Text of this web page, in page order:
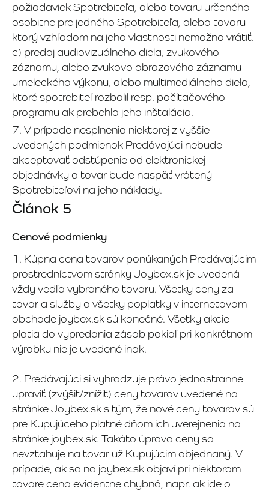
požiadaviek Spotrebiteľa, alebo tovaru určeného
osobitne pre jedného Spotrebiteľa, alebo tovaru
ktorý vzhľadom na jeho vlastnosti nemožno vrátiť.
c) predaj audiovizuálneho diela, zvukového
záznamu, alebo zvukovo obrazového záznamu
umeleckého výkonu, alebo multimediálneho diela,
ktoré spotrebiteľ rozbalil resp. počítačového
programu ak prebehla jeho inštalácia.
7. V prípade nesplnenia niektorej z vyššie
uvedených podmienok Predávajúci nebude
akceptovať odstúpenie od elektronickej
objednávky a tovar bude naspäť vrátený
Spotrebiteľovi na jeho náklady.
Článok 5
Cenové podmienky
1. Kúpna cena tovarov ponúkaných Predávajúcim
prostredníctvom stránky Joybex.sk je uvedená
vždy vedľa vybraného tovaru. Všetky ceny za
tovar a služby a všetky poplatky v internetovom
obchode joybex.sk sú konečné. Všetky akcie
platia do vypredania zásob pokiaľ pri konkrétnom
výrobku nie je uvedené inak.
2. Predávajúci si vyhradzuje právo jednostranne
upraviť (zvýšiť/znížiť) ceny tovarov uvedené na
stránke Joybex.sk s tým, že nové ceny tovarov sú
pre Kupujúceho platné dňom ich uverejnenia na
stránke joybex.sk. Takáto úprava ceny sa
nevzťahuje na tovar už Kupujúcim objednaný. V
prípade, ak sa na joybex.sk objaví pri niektorom
tovare cena evidentne chybná, napr. ak ide o